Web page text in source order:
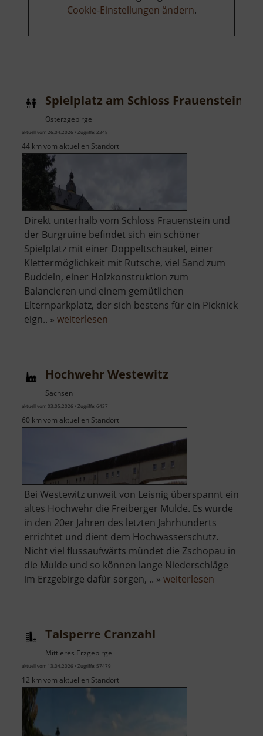
Cookie-Einstellungen ändern.
Spielplatz am Schloss Frauenstein
Osterzgebirge
aktuell vom 26.04.2026 / Zugriffe: 2348
44 km vom aktuellen Standort
Direkt unterhalb vom Schloss Frauenstein und
der Burgruine befindet sich ein schöner
Spielplatz mit einer Doppeltschaukel, einer
Klettermöglichkeit mit Rutsche, viel Sand zum
Buddeln, einer Holzkonstruktion zum
Balancieren und einem gemütlichen
Elternparkplatz, der sich bestens für ein Picknick
eign.. » weiterlesen
Frauenstein
Hochwehr Westewitz
Sachsen
aktuell vom 03.05.2026 / Zugriffe: 6437
60 km vom aktuellen Standort
Bei Westewitz unweit von Leisnig überspannt ein
altes Hochwehr die Freiberger Mulde. Es wurde
in den 20er Jahren des letzten Jahrhunderts
errichtet und dient dem Hochwasserschutz.
Nicht viel flussaufwärts mündet die Zschopau in
die Mulde und so können lange Niederschläge
im Erzgebirge dafür sorgen, .. » weiterlesen
Talsperre Cranzahl
Mittleres Erzgebirge
aktuell vom 13.04.2026 / Zugriffe: 57479
12 km vom aktuellen Standort